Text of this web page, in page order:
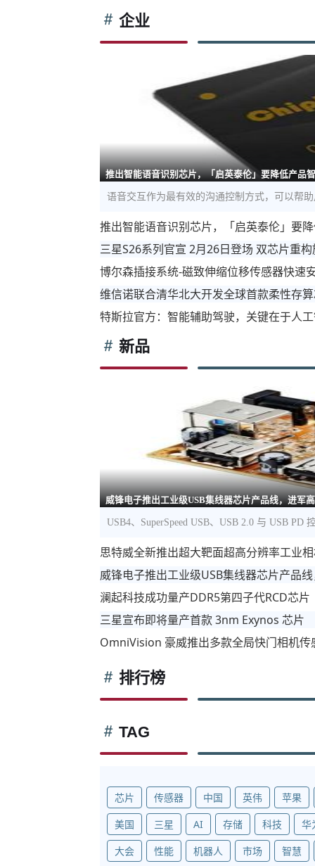
企业
推出智能语音识别芯片，「启英泰伦」要降低产品
语音交互作为最有效的沟通控制方式，可以帮
推出智能语音识别芯片，「启英泰伦」要
三星S26系列官宣 2月26日登场 双芯片重
博尔森插接系统-磁致伸缩位移传感器快速
维信诺联合清华北大开发全球首款柔性存
特斯拉官方：智能辅助驾驶，关键在于人
新品
威锋电子推出工业级USB集线器芯片产品线，进军
USB4、SuperSpeed USB、USB 2.0 与 USB
思特威全新推出超大靶面超高分辨率工业
威锋电子推出工业级USB集线器芯片产品
澜起科技成功量产DDR5第四子代RCD芯片
三星宣布即将量产首款 3nm Exynos 芯片
OmniVision 豪威推出多款全局快门相机
排行榜
TAG
芯片 传感器 中国 英伟
苹果
美国
三星 AI 存储 科技
华
大会
性能 机器人 市场
智慧